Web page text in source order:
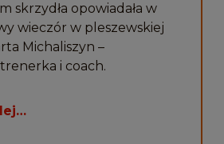
skrzydła opowiadała w
wieczór w pleszewskiej
Michaliszyn –
i coach.